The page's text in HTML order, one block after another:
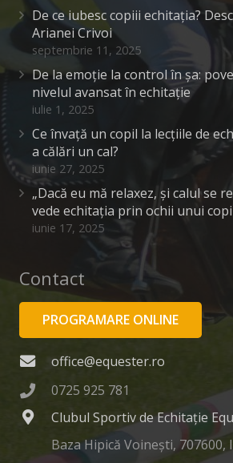
De ce iubesc copiii echitația?
Arianei Crivoi
septembrie 11, 2025
De la emoție la control în șa:
nivelul avansat în echitație
iulie 1, 2025
Ce învață un copil la lecțiile de
a călări un cal?
iunie 27, 2025
„Dacă eu mă relaxez, și calul se
vede echitația prin ochii unui
iunie 17, 2025
Contact
PROGRAMARE ONLINE
office@equester.ro
0725 925 781
Clubul Sportiv de Echitație
Baza Hipică Voinești, 707600,